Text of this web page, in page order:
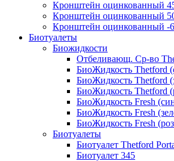
Кронштейн оцинкованный
Кронштейн оцинкованный
Кронштейн оцинкованный -
Биотуалеты
Биожидкости
Отбеливающ. Ср-во
БиоЖидкость Thetford
БиоЖидкость Thetford
БиоЖидкость Thetford
БиоЖидкость Fresh
БиоЖидкость Fresh
БиоЖидкость Fresh
Биотуалеты
Биотуалет Thetford
Биотуалет 345